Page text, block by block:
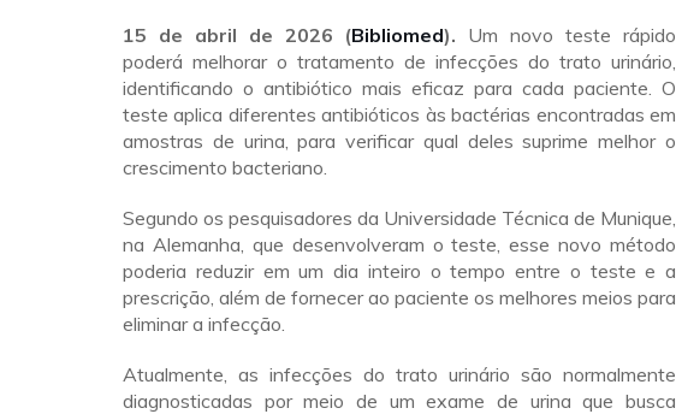
15 de abril de 2026 (Bibliomed). Um novo teste rápido
poderá melhorar o tratamento de infecções do trato urinário,
identificando o antibiótico mais eficaz para cada paciente. O
teste aplica diferentes antibióticos às bactérias encontradas em
amostras de urina, para verificar qual deles suprime melhor o
crescimento bacteriano.
Segundo os pesquisadores da Universidade Técnica de Munique,
na Alemanha, que desenvolveram o teste, esse novo método
poderia reduzir em um dia inteiro o tempo entre o teste e a
prescrição, além de fornecer ao paciente os melhores meios para
eliminar a infecção.
Atualmente, as infecções do trato urinário são normalmente
diagnosticadas por meio de um exame de urina que busca